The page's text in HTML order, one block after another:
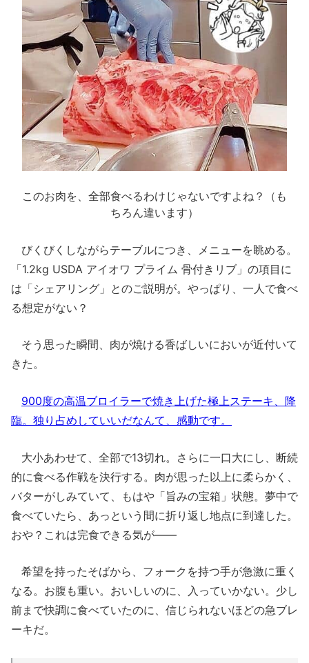
このお肉を、全部食べるわけじゃないですよね？（も
ちろん違います）
びくびくしながらテーブルにつき、メニューを眺める。
「1.2kg USDA アイオワ プライム 骨付きリブ」の項目に
は「シェアリング」とのご説明が。やっぱり、一人で食べ
る想定がない？
そう思った瞬間、肉が焼ける香ばしいにおいが近付いて
きた。
900度の高温ブロイラーで焼き上げた極上ステーキ、降
臨。独り占めしていいだなんて、感動です。
大小あわせて、全部で13切れ。さらに一口大にし、断続
的に食べる作戦を決行する。肉が思った以上に柔らかく、
バターがしみていて、もはや「旨みの宝箱」状態。夢中で
食べていたら、あっという間に折り返し地点に到達した。
おや？これは完食できる気が――
希望を持ったそばから、フォークを持つ手が急激に重く
なる。お腹も重い。おいしいのに、入っていかない。少し
前まで快調に食べていたのに、信じられないほどの急ブレ
ーキだ。